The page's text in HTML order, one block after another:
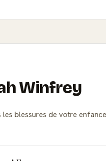
Winfrey
les blessures de votre